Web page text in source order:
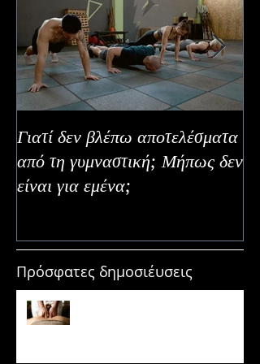
Γιατί δεν βλέπω αποτελέσματα
από τη γυμναστική; Μήπως δεν
είναι για εμένα;
Πρόσφατες δημοσιέυσεις